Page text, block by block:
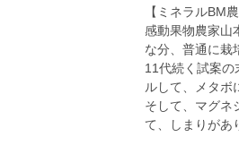
【ミネラルBM農
感動果物農家山
な分、普通に栽
11代続く試案の
ルして、メタボ
そして、マグネ
て、しまりがあ